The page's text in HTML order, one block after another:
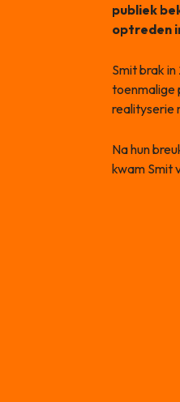
publiek
optreden
Smit brak
toenmalige
realityserie
Na hun
kwam Smit